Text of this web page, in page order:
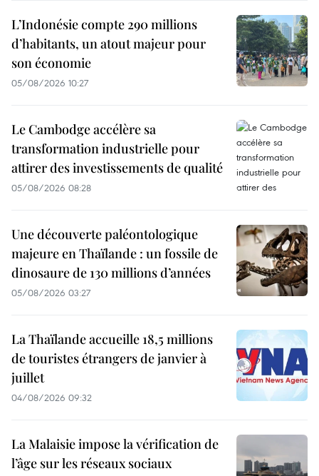
L’Indonésie compte 290 millions
d’habitants, un atout majeur pour
son économie
05/08/2026 10:27
Le Cambodge accélère sa
transformation industrielle pour
attirer des investissements de qualité
05/08/2026 08:28
Une découverte paléontologique
majeure en Thaïlande : un fossile de
dinosaure de 130 millions d’années
05/08/2026 03:27
La Thaïlande accueille 18,5 millions
de touristes étrangers de janvier à
juillet
04/08/2026 09:32
La Malaisie impose la vérification de
l’âge sur les réseaux sociaux